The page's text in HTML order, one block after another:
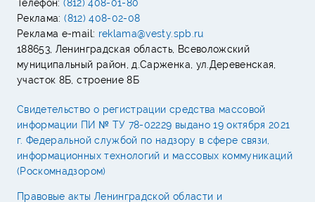
Телефон:(812) 408-01-80
Реклама:(812) 408-02-08
Реклама e-mail: reklama@vesty.spb.ru
188653, Ленинградская область, Всеволожский
муниципальный район, д.Сарженка, ул.Деревенская,
участок 8Б, строение 8Б
Свидетельство о регистрации средства массовой
информации ПИ № ТУ 78-02229 выдано 19 октября 2021
г. Федеральной службой по надзору в сфере связи,
информационных технологий и массовых коммуникаций
(Роскомнадзором)
Правовые акты Ленинградской области и